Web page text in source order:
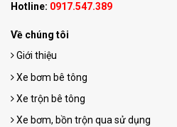
Hotline: 0917.547.389
Về chúng tôi
Giới thiệu
Xe bơm bê tông
Xe trộn bê tông
Xe bơm, bồn trộn qua sử dụng